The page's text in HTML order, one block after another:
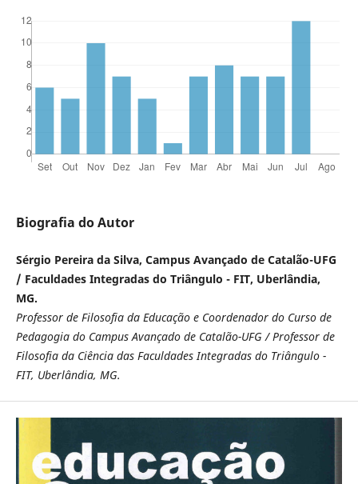
Biografia do Autor
Sérgio Pereira da Silva, Campus Avançado de Catalão-UFG
/ Faculdades Integradas do Triângulo - FIT, Uberlândia,
MG.
Professor de Filosofia da Educação e Coordenador do Curso de
Pedagogia do Campus Avançado de Catalão-UFG / Professor de
Filosofia da Ciência das Faculdades Integradas do Triângulo -
FIT, Uberlândia, MG.